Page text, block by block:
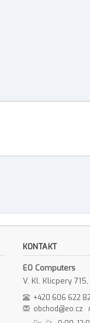
KONTAKT
EO Computers
V. Kl. Klicpery
+420 606 622
obchod@eo.cz